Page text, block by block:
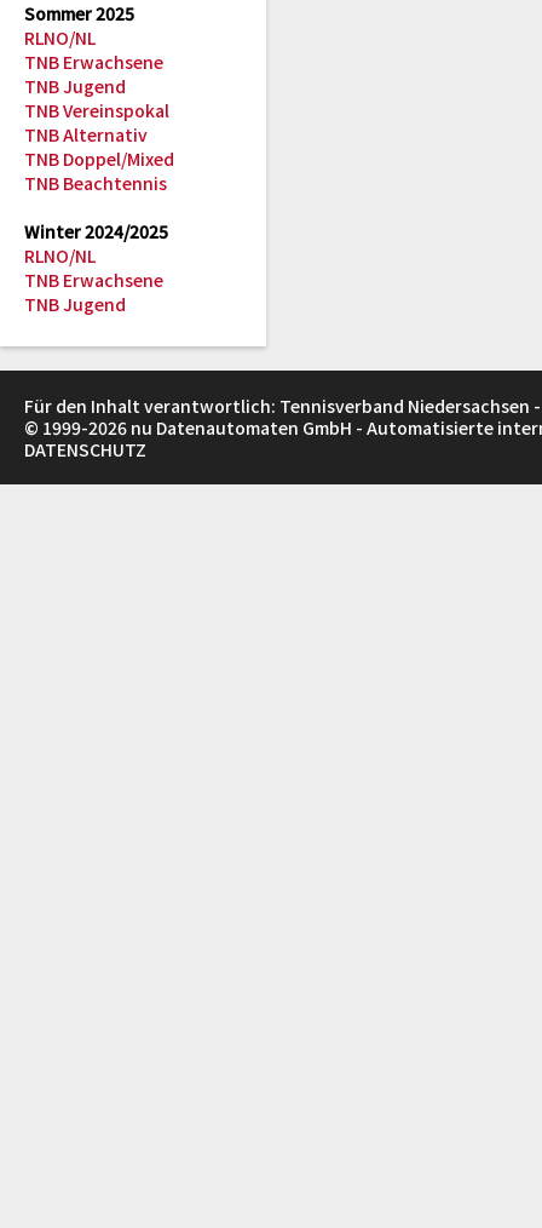
Sommer 2025
RLNO/NL
TNB Erwachsene
TNB Jugend
TNB Vereinspokal
TNB Alternativ
TNB Doppel/Mixed
TNB Beachtennis
Winter 2024/2025
RLNO/NL
TNB Erwachsene
TNB Jugend
Für den Inhalt verantwortlich: Tennisverband Niedersachsen -
© 1999-2026 nu Datenautomaten GmbH - Automatisierte
DATENSCHUTZ